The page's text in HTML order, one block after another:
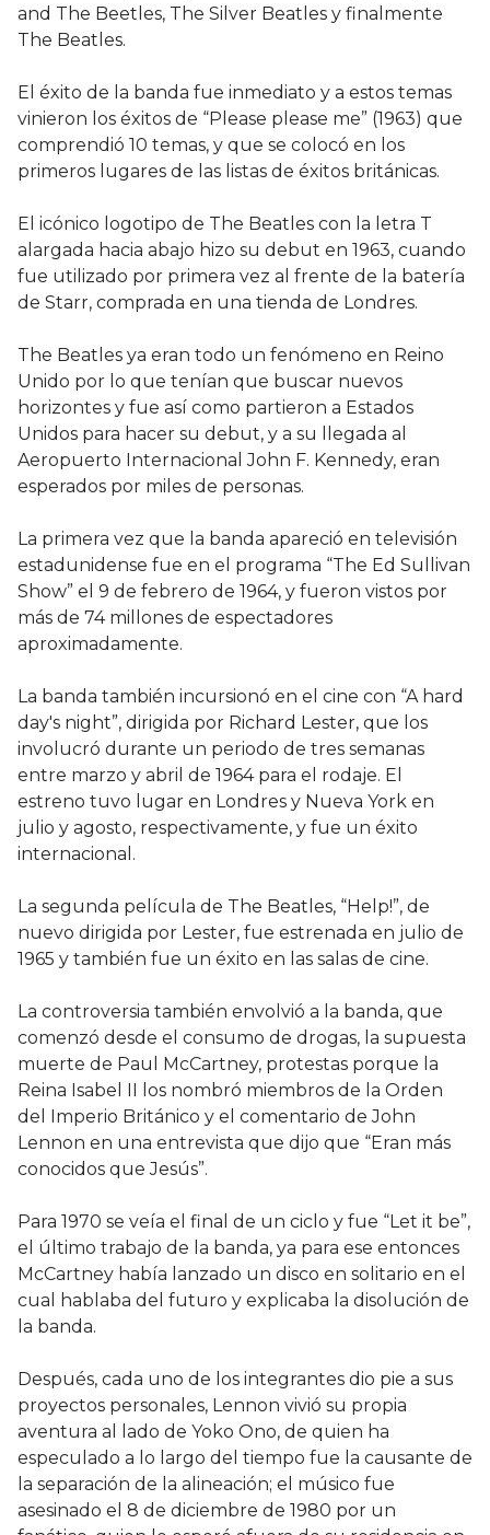
and The Beetles, The Silver Beatles y finalmente
The Beatles.
El éxito de la banda fue inmediato y a estos temas
vinieron los éxitos de “Please please me” (1963) que
comprendió 10 temas, y que se colocó en los
primeros lugares de las listas de éxitos británicas.
El icónico logotipo de The Beatles con la letra T
alargada hacia abajo hizo su debut en 1963, cuando
fue utilizado por primera vez al frente de la batería
de Starr, comprada en una tienda de Londres.
The Beatles ya eran todo un fenómeno en Reino
Unido por lo que tenían que buscar nuevos
horizontes y fue así como partieron a Estados
Unidos para hacer su debut, y a su llegada al
Aeropuerto Internacional John F. Kennedy, eran
esperados por miles de personas.
La primera vez que la banda apareció en televisión
estadunidense fue en el programa “The Ed Sullivan
Show” el 9 de febrero de 1964, y fueron vistos por
más de 74 millones de espectadores
aproximadamente.
La banda también incursionó en el cine con “A hard
day's night”, dirigida por Richard Lester, que los
involucró durante un periodo de tres semanas
entre marzo y abril de 1964 para el rodaje. El
estreno tuvo lugar en Londres y Nueva York en
julio y agosto, respectivamente, y fue un éxito
internacional.
La segunda película de The Beatles, “Help!”, de
nuevo dirigida por Lester, fue estrenada en julio de
1965 y también fue un éxito en las salas de cine.
La controversia también envolvió a la banda, que
comenzó desde el consumo de drogas, la supuesta
muerte de Paul McCartney, protestas porque la
Reina Isabel II los nombró miembros de la Orden
del Imperio Británico y el comentario de John
Lennon en una entrevista que dijo que “Eran más
conocidos que Jesús”.
Para 1970 se veía el final de un ciclo y fue “Let it be”,
el último trabajo de la banda, ya para ese entonces
McCartney había lanzado un disco en solitario en el
cual hablaba del futuro y explicaba la disolución de
la banda.
Después, cada uno de los integrantes dio pie a sus
proyectos personales, Lennon vivió su propia
aventura al lado de Yoko Ono, de quien ha
especulado a lo largo del tiempo fue la causante de
la separación de la alineación; el músico fue
asesinado el 8 de diciembre de 1980 por un